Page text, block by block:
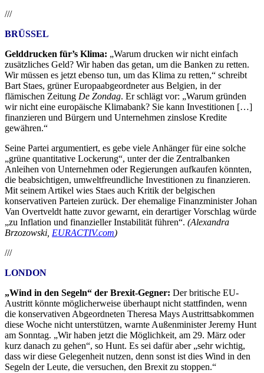
///
BRÜSSEL
Gelddrucken für’s Klima: „Warum drucken wir nicht einfach
zusätzliches Geld? Wir haben das getan, um die Banken zu retten.
Wir müssen es jetzt ebenso tun, um das Klima zu retten,“ schreibt
Bart Staes, grüner Europaabgeordneter aus Belgien, in der
flämischen Zeitung De Zondag. Er schlägt vor: „Warum gründen
wir nicht eine europäische Klimabank? Sie kann Investitionen […]
finanzieren und Bürgern und Unternehmen zinslose Kredite
gewähren.“
Seine Partei argumentiert, es gebe viele Anhänger für eine solche
„grüne quantitative Lockerung“, unter der die Zentralbanken
Anleihen von Unternehmen oder Regierungen aufkaufen könnten,
die beabsichtigen, umweltfreundliche Investitionen zu finanzieren.
Mit seinem Artikel wies Staes auch Kritik der belgischen
konservativen Parteien zurück. Der ehemalige Finanzminister Johan
Van Overtveldt hatte zuvor gewarnt, ein derartiger Vorschlag würde
„zu Inflation und finanzieller Instabilität führen“. (Alexandra
Brzozowski, EURACTIV.com)
///
LONDON
„Wind in den Segeln“ der Brexit-Gegner: Der britische EU-
Austritt könnte möglicherweise überhaupt nicht stattfinden, wenn
die konservativen Abgeordneten Theresa Mays Austrittsabkommen
diese Woche nicht unterstützen, warnte Außenminister Jeremy Hunt
am Sonntag. „Wir haben jetzt die Möglichkeit, am 29. März oder
kurz danach zu gehen“, so Hunt. Es sei dafür aber „sehr wichtig,
dass wir diese Gelegenheit nutzen, denn sonst ist dies Wind in den
Segeln der Leute, die versuchen, den Brexit zu stoppen.“